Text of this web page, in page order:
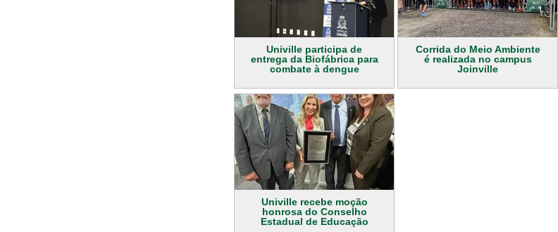
Univille participa de
entrega da Biofábrica para
combate à dengue
Corrida do Meio Ambiente
é realizada no campus
Joinville
Univille recebe moção
honrosa do Conselho
Estadual de Educação